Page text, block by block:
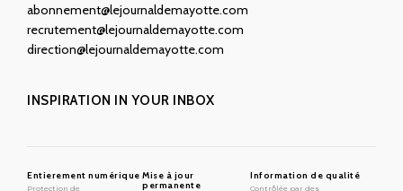
abonnement@lejournaldemayotte.com
recrutement@lejournaldemayotte.com
direction@lejournaldemayotte.com
INSPIRATION IN YOUR INBOX
Entierement numérique
Protection de
Mise à jour
permanente
Information de qualité
Contrôlée par des